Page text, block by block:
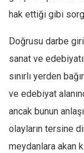
hak ettiği gibi
Doğrusu darbe
sanat ve
sınırlı yerden
ve edebiyat
ancak bunun
olayların tersine
meydanlara akan